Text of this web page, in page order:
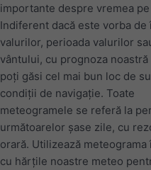
importante despre vremea
Indiferent dacă este vorba de
valurilor, perioada valurilor
vântului, cu prognoza noastră
poți găsi cel mai bun loc de
condiții de navigație. Toate
meteogramele se referă la
următoarelor șase zile, cu
orară. Utilizează meteograma
cu hărțile noastre meteo